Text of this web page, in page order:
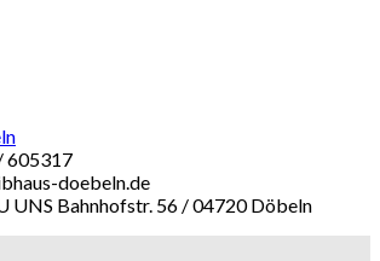
605317
doebeln.de
UNS Bahnhofstr. 56 / 04720 Döbeln